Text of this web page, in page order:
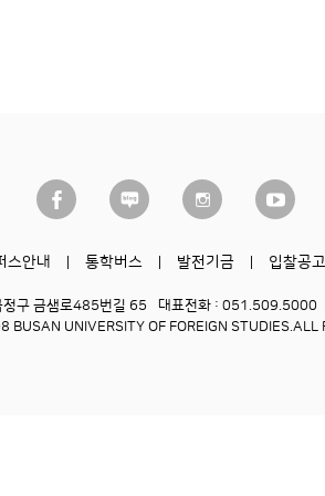
스안내 통학버스 발전기금 입찰공고
구 금샘로485번길 65 대표전화 : 051.509.5000
BUSAN UNIVERSITY OF FOREIGN STUDIES. ALL